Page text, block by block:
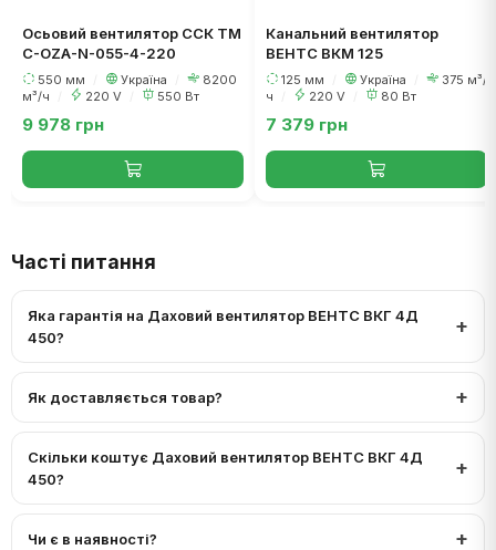
Осьовий вентилятор ССК ТМ
C-OZA-N-055-4-220
550 мм Україна
8200
м³/ч
220 V 550 Вт
9 978 грн
Канальний вентилятор
ВЕНТС ВКМ 125
125 мм Україна
375 м³/
ч
220 V 80 Вт
7 379 грн
Часті питання
Яка гарантія на Даховий вентилятор ВЕНТС ВКГ 4Д
450?
Як доставляється товар?
Скільки коштує Даховий вентилятор ВЕНТС ВКГ 4Д
450?
Чи є в наявності?